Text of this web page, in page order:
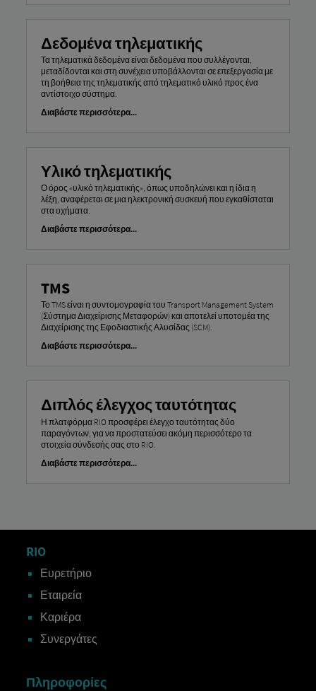
Δεδομένα τηλεματικής
Τα τηλεματικά δεδομένα είναι δεδομένα που συλλέγονται,
μεταδίδονται και στη συνέχεια υποβάλλονται σε επεξεργασία με
τη βοήθεια της τηλεματικής από τηλεματικό υλικό προς ένα
αντίστοιχο σύστημα.
Διαβάστε περισσότερα...
Υλικό τηλεματικής
Ο όρος «υλικό τηλεματικής», όπως υποδηλώνει και η ίδια η
λέξη, αναφέρεται σε μια ηλεκτρονική συσκευή που εγκαθίσταται
στα οχήματα.
Διαβάστε περισσότερα...
TMS
Το TMS είναι η συντομογραφία του Transport Management System
(Σύστημα Διαχείρισης Μεταφορών) και αποτελεί υποτομέα της
Διαχείρισης της Εφοδιαστικής Αλυσίδας (SCM).
Διαβάστε περισσότερα...
Διπλός έλεγχος ταυτότητας
Η πλατφόρμα RIO προσφέρει έλεγχο ταυτότητας δύο
παραγόντων, για να προστατεύσει ακόμη περισσότερο τα
στοιχεία σύνδεσής σας στο RIO.
Διαβάστε περισσότερα...
RIO
Ευρετήριο
Εταιρεία
Καριέρα
Συνεργάτες
Πληροφορίες